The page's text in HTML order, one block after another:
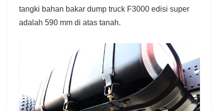
tangki bahan bakar dump truck F3000 edisi super
adalah 590 mm di atas tanah.